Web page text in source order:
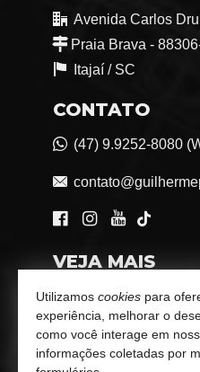
Avenida Carlos
Praia Brava -
Itajaí / SC
CONTATO
(47) 9.9252-8080
VEJA MAIS
Consultoria
trabalhe conosco
Utilizamos cookies para
experiência, melhorar o
como você interage em
informações coletadas por